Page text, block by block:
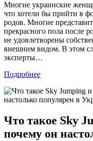
Многие украинские
что хотели бы прийти в
родов. Многие
прекрасного пола после
не удовлетворены
внешним видом. В этом
эксперты…
Подробнее
Что такое Sky
почему он